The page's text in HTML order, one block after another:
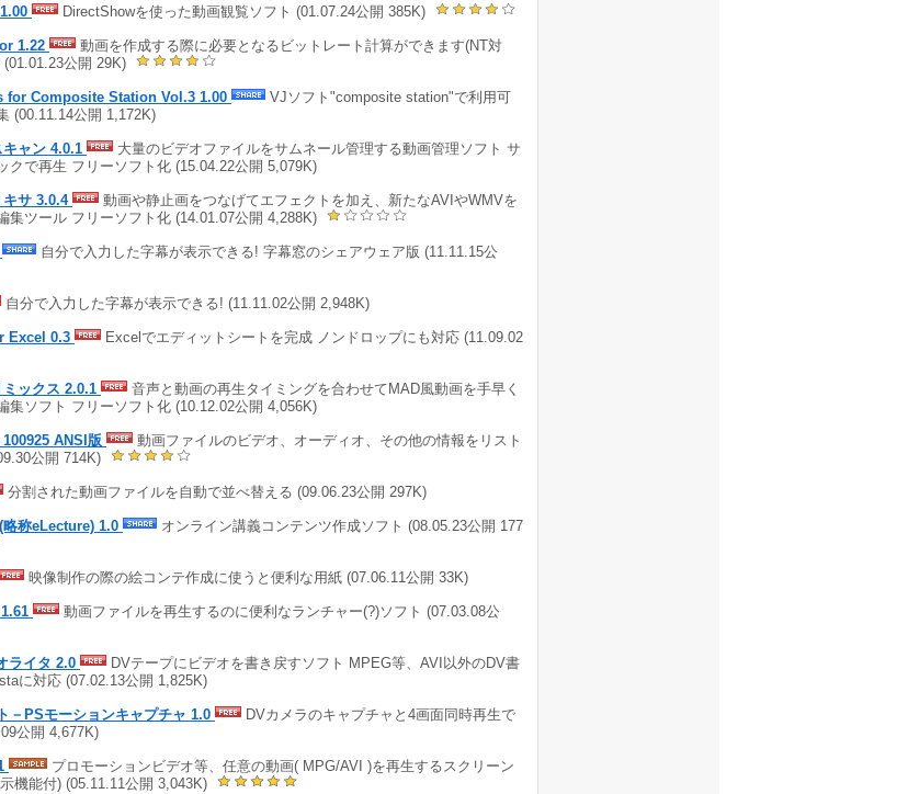
DirectShowを使った動画観覧ソフト (01.07.24公開 385K)
1.22
動画を作成する際に必要となるビットレート計算ができます(NT対
公開 29K)
Composite Station Vol.3 1.00
VJソフト"composite station"で利用可
(00.11.14公開 1,172K)
ャン 4.0.1
大量のビデオファイルをサムネール管理する動画管理ソフト サ
クで再生 フリーソフト化 (15.04.22公開 5,079K)
キサ 3.0.4
動画や静止画をつなげてエフェクトを加え、新たなAVIやWMVを
集ツール フリーソフト化 (14.01.07公開 4,288K)
自分で入力した字幕が表示できる! 字幕窓のシェアウェア版 (11.11.15公
自分で入力した字幕が表示できる! (11.11.02公開 2,948K)
Excel 0.3
Excelでエディットシートを完成 ノンドロップにも対応 (11.09.02
ックス 2.0.1
音声と動画の再生タイミングを合わせてMAD風動画を手早く
集ソフト フリーソフト化 (10.12.02公開 4,056K)
ANSI版
動画ファイルのビデオ、オーディオ、その他の情報をリスト
公開 714K)
分割された動画ファイルを自動で並べ替える (09.06.23公開 297K)
称eLecture) 1.0
オンライン講義コンテンツ作成ソフト (08.05.23公開 177
映像制作の際の絵コンテ作成に使うと便利な用紙 (07.06.11公開 33K)
動画ファイルを再生するのに便利なランチャー(?)ソフト (07.03.08公
ライタ 2.0
DVテープにビデオを書き戻すソフト MPEG等、AVI以外のDV書
に対応 (07.02.13公開 1,825K)
－PSモーションキャプチャ 1.0
DVカメラのキャプチャと4画面同時再生で
公開 4,677K)
プロモーションビデオ等、任意の動画( MPG/AVI )を再生するスクリーン
機能付) (05.11.11公開 3,043K)